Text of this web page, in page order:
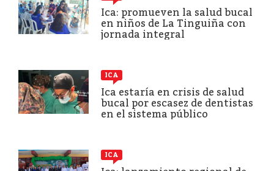
Ica: promueven la salud bucal
en niños de La Tinguiña con
jornada integral
ICA
Ica estaría en crisis de salud
bucal por escasez de dentistas
en el sistema público
ICA